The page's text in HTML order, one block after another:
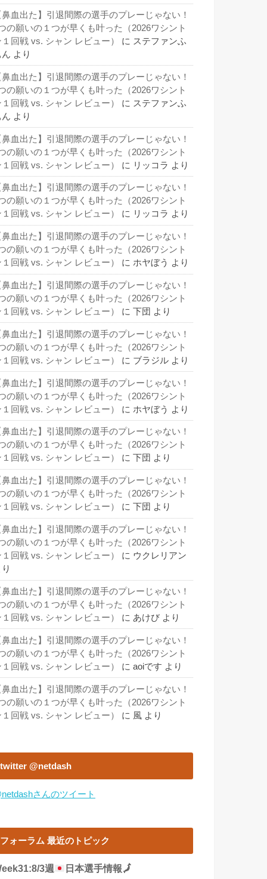
鼻血出た】引退間際の選手のプレーじゃない！
の願いの１つが早くも叶った（2026ワシント
１回戦 vs. シャン レビュー）
に ステファンふ
ん より
鼻血出た】引退間際の選手のプレーじゃない！
の願いの１つが早くも叶った（2026ワシント
１回戦 vs. シャン レビュー）
に ステファンふ
ん より
鼻血出た】引退間際の選手のプレーじゃない！
の願いの１つが早くも叶った（2026ワシント
１回戦 vs. シャン レビュー）
に リッコラ より
鼻血出た】引退間際の選手のプレーじゃない！
の願いの１つが早くも叶った（2026ワシント
１回戦 vs. シャン レビュー）
に リッコラ より
鼻血出た】引退間際の選手のプレーじゃない！
の願いの１つが早くも叶った（2026ワシント
１回戦 vs. シャン レビュー）
に ホヤぼう より
鼻血出た】引退間際の選手のプレーじゃない！
の願いの１つが早くも叶った（2026ワシント
１回戦 vs. シャン レビュー）
に 下団 より
鼻血出た】引退間際の選手のプレーじゃない！
の願いの１つが早くも叶った（2026ワシント
１回戦 vs. シャン レビュー）
に ブラジル より
鼻血出た】引退間際の選手のプレーじゃない！
の願いの１つが早くも叶った（2026ワシント
１回戦 vs. シャン レビュー）
に ホヤぼう より
鼻血出た】引退間際の選手のプレーじゃない！
の願いの１つが早くも叶った（2026ワシント
１回戦 vs. シャン レビュー）
に 下団 より
鼻血出た】引退間際の選手のプレーじゃない！
の願いの１つが早くも叶った（2026ワシント
１回戦 vs. シャン レビュー）
に 下団 より
鼻血出た】引退間際の選手のプレーじゃない！
の願いの１つが早くも叶った（2026ワシント
１回戦 vs. シャン レビュー）
に ウクレリアン
鼻血出た】引退間際の選手のプレーじゃない！
の願いの１つが早くも叶った（2026ワシント
１回戦 vs. シャン レビュー）
に あけび より
鼻血出た】引退間際の選手のプレーじゃない！
の願いの１つが早くも叶った（2026ワシント
１回戦 vs. シャン レビュー）
に aoiです より
鼻血出た】引退間際の選手のプレーじゃない！
の願いの１つが早くも叶った（2026ワシント
１回戦 vs. シャン レビュー）
に 風 より
twitter @netdash
さんのツイート
フォーラム 最近のトピック
3週 日本選手情報🗾